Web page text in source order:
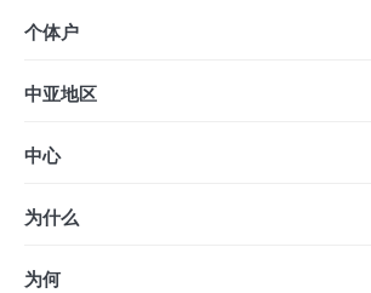
个体户
中亚地区
中心
为什么
为何